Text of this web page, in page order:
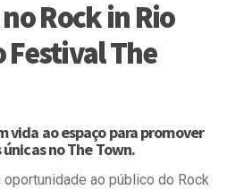
Rock in Rio
Festival The
vida ao espaço para promover
no The Town.
oportunidade ao público do Rock